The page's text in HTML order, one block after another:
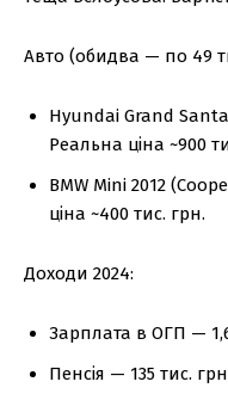
Авто (обидва — по 49
Hyundai Grand Santa
Реальна ціна ~900
BMW Mini 2012
ціна ~400 тис. грн.
Доходи 2024:
Зарплата в ОГП —
Пенсія — 135 тис.